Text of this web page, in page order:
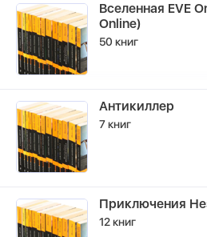
Вселенная EVE
Online)
50 книг
Антикиллер
7 книг
Приключения
12 книг